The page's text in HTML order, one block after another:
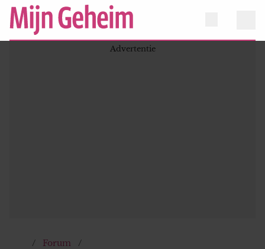
Forum